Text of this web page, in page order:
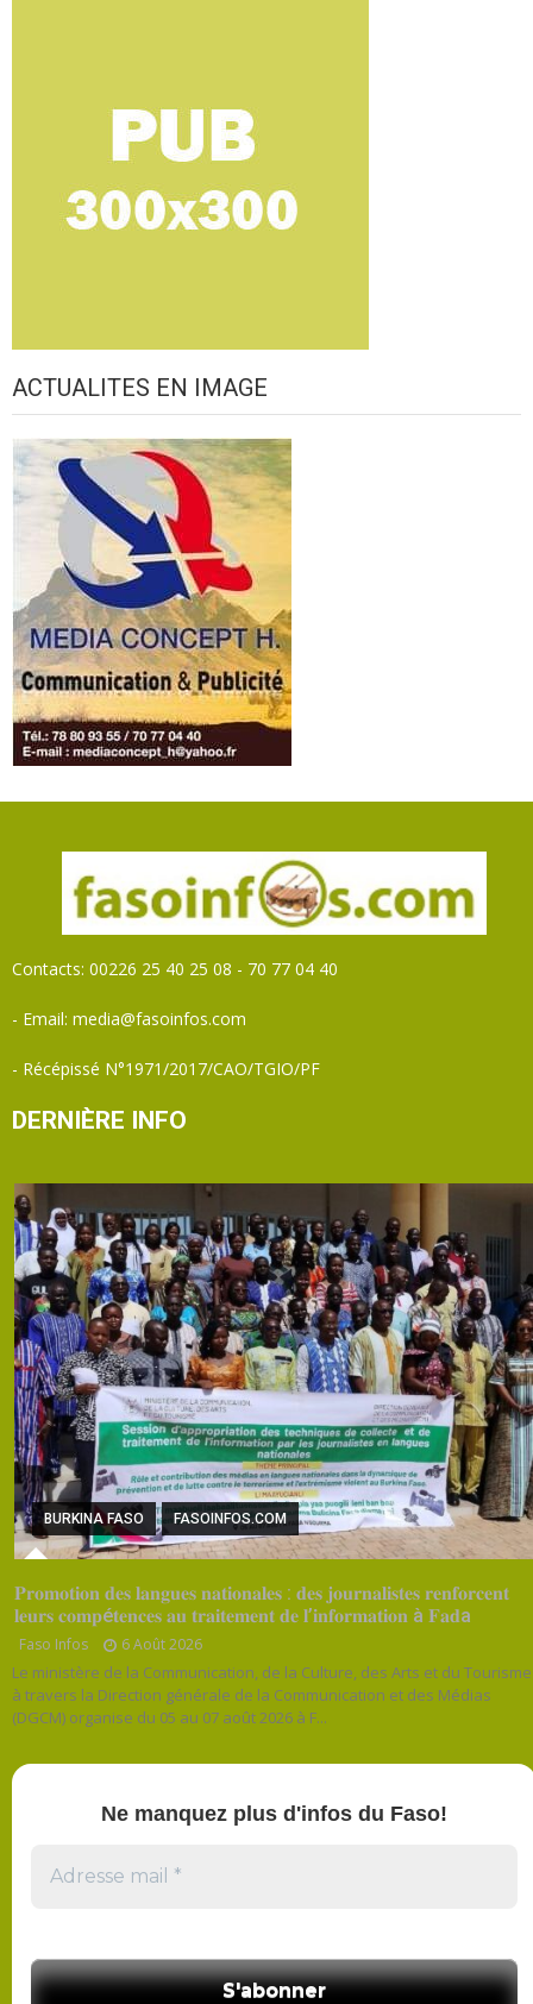
ACTUALITES EN IMAGE
Contacts: 00226 25 40 25 08 - 70 77 04 40
- Email: media@fasoinfos.com
- Récépissé N°1971/2017/CAO/TGIO/PF
DERNIÈRE INFO
BURKINA FASO FASOINFOS.COM
𝐏𝐫𝐨𝐦𝐨𝐭𝐢𝐨𝐧 𝐝𝐞𝐬 𝐥𝐚𝐧𝐠𝐮𝐞𝐬 𝐧𝐚𝐭𝐢𝐨𝐧𝐚𝐥𝐞𝐬 : 𝐝𝐞𝐬 𝐣𝐨𝐮𝐫𝐧𝐚𝐥𝐢𝐬𝐭𝐞𝐬 𝐫𝐞𝐧𝐟𝐨𝐫𝐜𝐞𝐧𝐭
𝐥𝐞𝐮𝐫𝐬 𝐜𝐨𝐦𝐩é𝐭𝐞𝐧𝐜𝐞𝐬 𝐚𝐮 𝐭𝐫𝐚𝐢𝐭𝐞𝐦𝐞𝐧𝐭 𝐝𝐞 𝐥’𝐢𝐧𝐟𝐨𝐫𝐦𝐚𝐭𝐢𝐨𝐧 à 𝐅𝐚𝐝a
Faso Infos 6 Août 2026
Le ministère de la Communication, de la Culture, des Arts et du Tourisme
à travers la Direction générale de la Communication et des Médias
(DGCM) organise du 05 au 07 août 2026 à F...
Ne manquez plus d'infos du Faso!